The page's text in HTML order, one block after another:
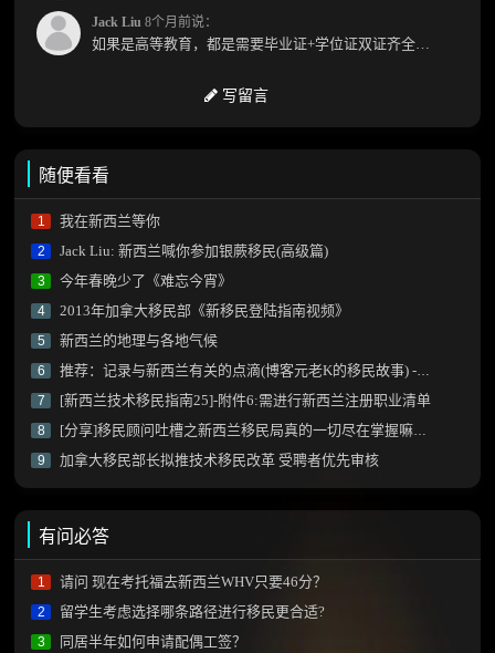
Jack Liu 8个月前说：
写留言
随便看看
1 我在新西兰等你
2 Jack Liu: 新西兰喊你参加银蕨移民(高级篇)
3 今年春晚少了《难忘今宵》
4 2013年加拿大移民部《新移民登陆指南视频》
5 新西兰的地理与各地气候
6 推荐：记录与新西兰有关的点滴(博客元老K的移民故事) - 2015.3.18，全文完
7 [新西兰技术移民指南25]-附件6:需进行新西兰注册职业清单
8 [分享]移民顾问吐槽之新西兰移民局真的一切尽在掌握嘛？[JessicaM]
9 加拿大移民部长拟推技术移民改革 受聘者优先审核
有问必答
1 请问 现在考托福去新西兰WHV只要46分？
2 留学生考虑选择哪条路径进行移民更合适?
3 同居半年如何申请配偶工签？